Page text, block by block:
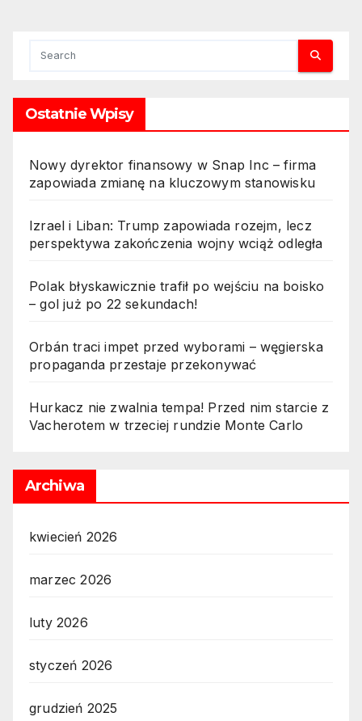
Ostatnie Wpisy
Nowy dyrektor finansowy w Snap Inc – firma
zapowiada zmianę na kluczowym stanowisku
Izrael i Liban: Trump zapowiada rozejm, lecz
perspektywa zakończenia wojny wciąż odległa
Polak błyskawicznie trafił po wejściu na boisko
– gol już po 22 sekundach!
Orbán traci impet przed wyborami – węgierska
propaganda przestaje przekonywać
Hurkacz nie zwalnia tempa! Przed nim starcie z
Vacherotem w trzeciej rundzie Monte Carlo
Archiwa
kwiecień 2026
marzec 2026
luty 2026
styczeń 2026
grudzień 2025